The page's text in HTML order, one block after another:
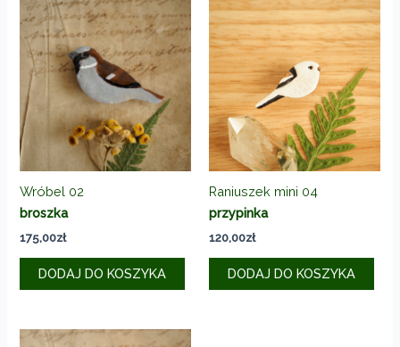
Wróbel 02
broszka
175,00zł
DODAJ DO KOSZYKA
Raniuszek mini 04
przypinka
120,00zł
DODAJ DO KOSZYKA